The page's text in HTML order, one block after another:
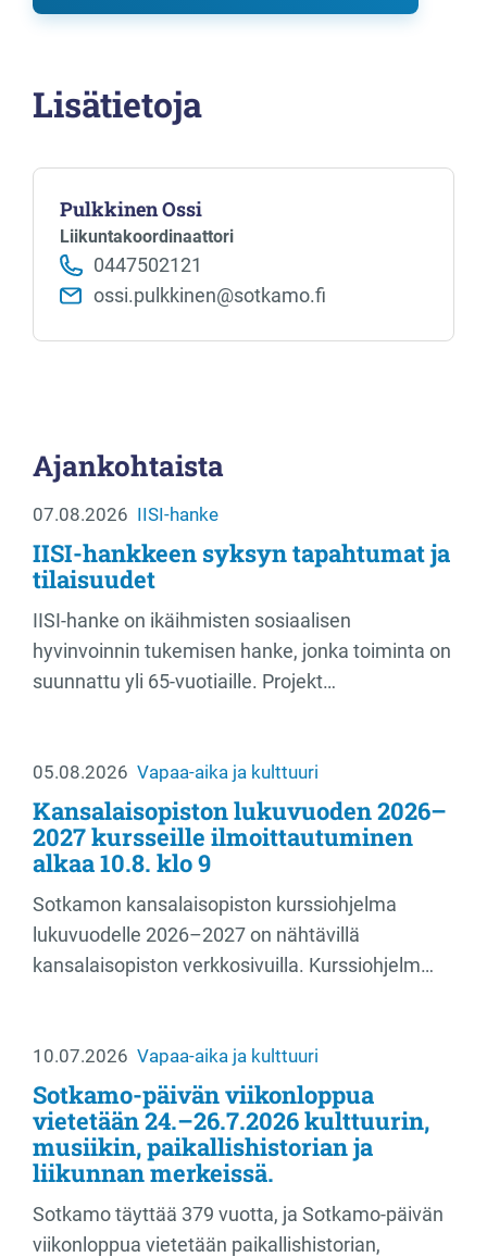
Lisätietoja
Pulkkinen Ossi
Liikuntakoordinaattori
0447502121
ossi.pulkkinen@sotkamo.fi
Ajankohtaista
07.08.2026 IISI-hanke
IISI-hankkeen syksyn tapahtumat ja
tilaisuudet
IISI-hanke on ikäihmisten sosiaalisen
hyvinvoinnin tukemisen hanke, jonka toiminta on
suunnattu yli 65-vuotiaille. Projekt…
05.08.2026 Vapaa-aika ja kulttuuri
Kansalaisopiston lukuvuoden 2026–
2027 kursseille ilmoittautuminen
alkaa 10.8. klo 9
Sotkamon kansalaisopiston kurssiohjelma
lukuvuodelle 2026–2027 on nähtävillä
kansalaisopiston verkkosivuilla. Kurssiohjelm…
10.07.2026 Vapaa-aika ja kulttuuri
Sotkamo-päivän viikonloppua
vietetään 24.–26.7.2026 kulttuurin,
musiikin, paikallishistorian ja
liikunnan merkeissä.
Sotkamo täyttää 379 vuotta, ja Sotkamo-päivän
viikonloppua vietetään paikallishistorian,